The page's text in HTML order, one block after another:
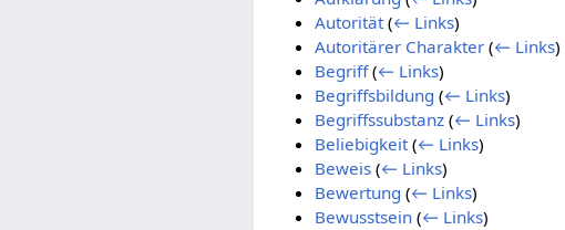
Autorität (← Links)
Autoritärer Charakter (← Links)
Begriff (← Links)
Begriffsbildung (← Links)
Begriffssubstanz (← Links)
Beliebigkeit (← Links)
Beweis (← Links)
Bewertung (← Links)
Bewusstsein (← Links)